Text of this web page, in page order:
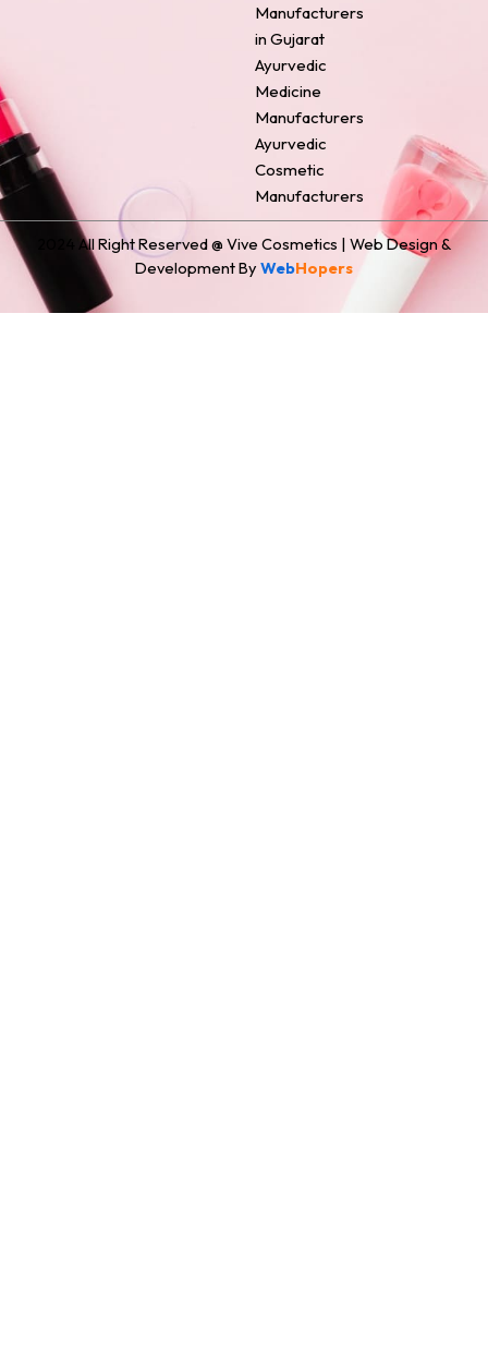
Manufacturers
in Gujarat
Ayurvedic
Medicine
Manufacturers
Ayurvedic
Cosmetic
Manufacturers
2024 All Right Reserved @ Vive Cosmetics | Web Design &
Development By WebHopers